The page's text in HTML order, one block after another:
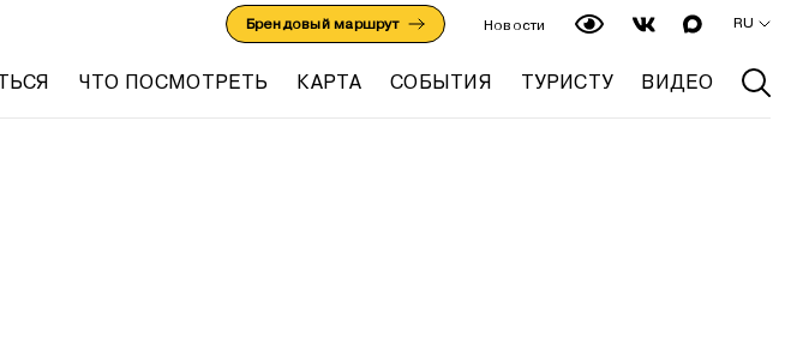
Брендовый маршрут Новости RU
ЧТО ПОСМОТРЕТЬ КАРТА СОБЫТИЯ ТУРИСТУ ВИДЕО